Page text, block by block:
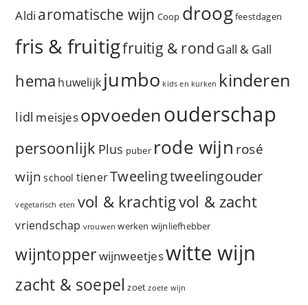
Aldi aromatische wijn Coop droogfeestdagen
fris & fruitigfruitig & rond Gall & Gall
hema huwelijk jumbo kids en kurken kinderen
lidl meisjesopvoedenouderschap
persoonlijk Plus puber rode wijn rosé
wijn school tienerTweelingtweelingouder
vegetarisch eten vol & krachtigvol & zacht
vriendschap vrouwen werken wijnliefhebber
wijntopperwijnweetjeswitte wijn
zacht & soepel zoet zoete wijn